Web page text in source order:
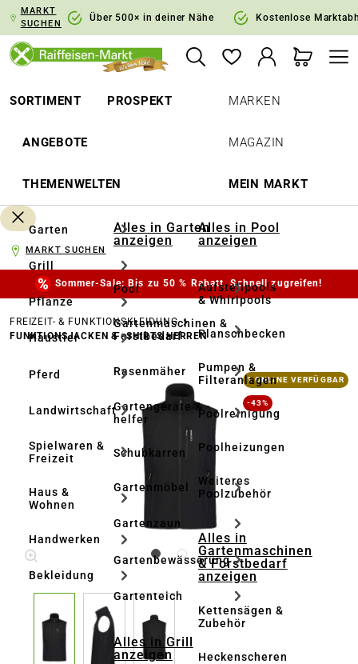
Zur Hauptnavigation springen
MARKT
SUCHEN
Über 500× in deiner Nähe Kostenlose
SORTIMENT PROSPEKT
ANGEBOTE
THEMENWELTEN
MARKEN
MAGAZIN
MEIN MARKT
Garten
Grill
Pflanze
Haustier
Pferd
Landwirtschaft
Spielwaren &
Freizeit
Haus &
Wohnen
Handwerken
Bekleidung
Alles in Garten
anzeigen
Pool
Gartenmaschinen &
Forstbedarf
Rasenmäher
Gartengeräte & -
helfer
Schubkarren
Gartenmöbel
Gartenzaun
Gartenbewässerung
Gartenteich
Alles in Grill
anzeigen
Alles in Pool
anzeigen
Aufstellpools
& Whirlpools
Planschbecken
Pumpen &
Filteranlagen
Poolreinigung
Poolheizungen
Weiteres
Poolzubehör
Alles in
Gartenmaschinen
& Forstbedarf
anzeigen
Kettensägen &
Zubehör
Heckenscheren
MARKT SUCHEN
Sommer-Sale: Bis zu 50 % Rabatt. Schnell zugreifen!
FREIZEIT- & FUNKTIONSKLEIDUNG
FUNKTIONSJACKEN & -SHIRTS HERREN
Bildergalerie überspringen 1 ONLINE VERFÜGBAR
-43%